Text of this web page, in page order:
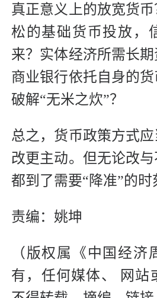
真正意义上的放宽货
松的基础货币投放，
来？实体经济所需长期
商业银行依托自身的
破解“无米之炊”？
总之，货币政策方式
改更主动。但无论改
都到了需要“降准”的时
责编：姚坤
（版权属《中国经济
有，任何媒体、 网站